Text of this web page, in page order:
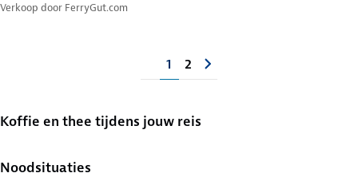
Verkoop door FerryGut.com
1 2
Koffie en thee tijdens jouw reis
Noodsituaties